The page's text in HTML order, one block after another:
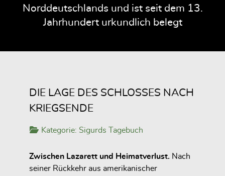
Norddeutschlands und ist seit dem 13.
Jahrhundert urkundlich belegt
DIE LAGE DES SCHLOSSES NACH
KRIEGSENDE
Kategorie: Sigurds Tagebuch
Zwischen Lazarett und Heimatverlust. Nach
seiner Rückkehr aus amerikanischer